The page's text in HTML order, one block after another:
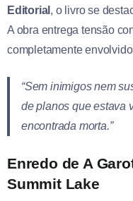
Editorial , o livro se
A obra entrega tensão
completamente
“Sem inimigos nem
de planos que estava
encontrada morta.”
Enredo de A
Summit Lake